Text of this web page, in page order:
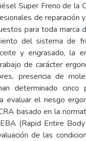
Super Freno de la
de reparación
para toda marca
del sistema de
y engrasado, la
de carácter
presencia de
determinado
evaluar el riesgo
basado en la
(Rapid Entire
de las